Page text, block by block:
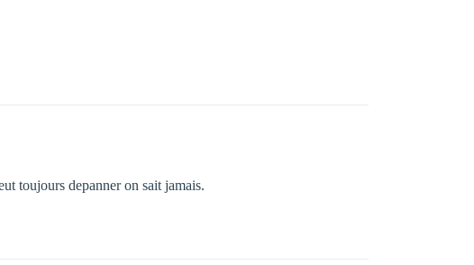
toujours depanner on sait jamais.